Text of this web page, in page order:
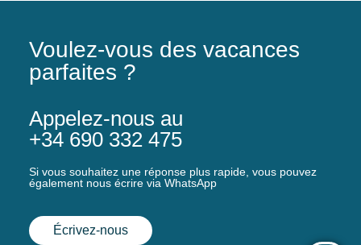
Voulez-vous des vacances
parfaites ?
Appelez-nous au
+34 690 332 475
Si vous souhaitez une réponse plus rapide, vous pouvez
également nous écrire via WhatsApp
Écrivez-nous